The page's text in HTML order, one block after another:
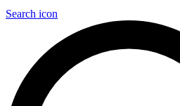
Search icon